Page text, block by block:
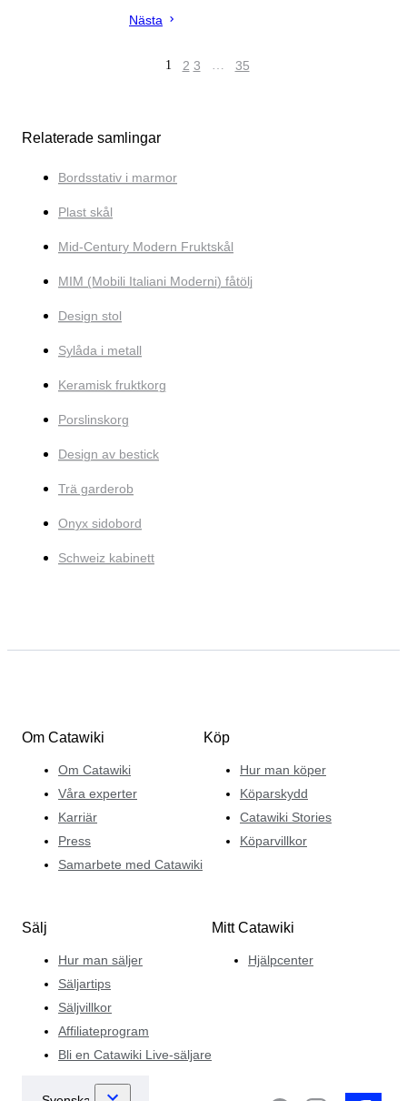
Nästa
1 2 3 … 35
Relaterade samlingar
Bordsstativ i marmor
Plast skål
Mid-Century Modern Fruktskål
MIM (Mobili Italiani Moderni) fåtölj
Design stol
Sylåda i metall
Keramisk fruktkorg
Porslinskorg
Design av bestick
Trä garderob
Onyx sidobord
Schweiz kabinett
Om Catawiki
Om Catawiki
Våra experter
Karriär
Press
Samarbete med Catawiki
Köp
Hur man köper
Köparskydd
Catawiki Stories
Köparvillkor
Sälj
Hur man säljer
Säljartips
Säljvillkor
Affiliateprogram
Bli en Catawiki Live-säljare
Mitt Catawiki
Hjälpcenter